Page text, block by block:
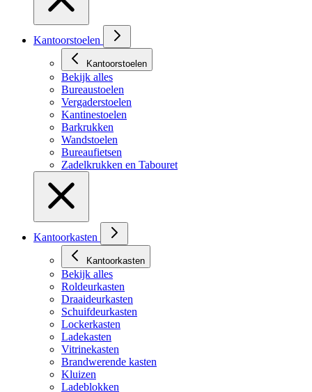
Kantoorstoelen
Kantoorstoelen
Bekijk alles
Bureaustoelen
Vergaderstoelen
Kantinestoelen
Barkrukken
Wandstoelen
Bureaufietsen
Zadelkrukken en Tabouret
Kantoorkasten
Kantoorkasten
Bekijk alles
Roldeurkasten
Draaideurkasten
Schuifdeurkasten
Lockerkasten
Ladekasten
Vitrinekasten
Brandwerende kasten
Kluizen
Ladeblokken